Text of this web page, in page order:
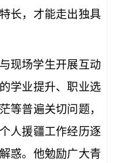
长，才能走出独具
现场学生开展互动
学业提升、职业选
等普遍关切问题，
人援疆工作经历逐
惑。他勉励广大青